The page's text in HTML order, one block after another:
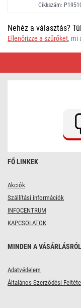
Cikkszám:
Nehéz a választás?
Ellenőrizze a szűrőket, mi
középponttal
FŐ LINKEK
Akciók
Szállítási információk
INFOCENTRUM
KAPCSOLATOK
MINDEN A VÁSÁRLÁSRÓL
Adatvédelem
Általános Szerződési